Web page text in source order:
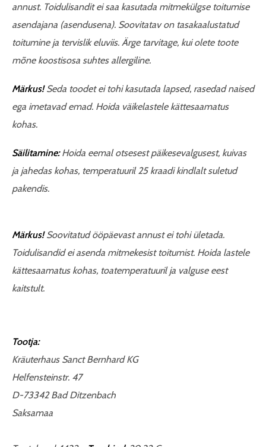
annust. Toidulisandit ei saa kasutada mitmekülgse toitumise
asendajana (asendusena). Soovitatav on tasakaalustatud
toitumine ja tervislik eluviis. Ärge tarvitage, kui olete toote
mõne koostisosa suhtes allergiline.
Märkus!Seda toodet ei tohi kasutada lapsed, rasedad naised
ega imetavad emad. Hoida väikelastele kättesaamatus
kohas.
Säilitamine:Hoida eemal otsesest päikesevalgusest, kuivas
ja jahedas kohas, temperatuuril 25 kraadi kindlalt suletud
pakendis.
Märkus!Soovitatud ööpäevast annust ei tohi ületada.
Toidulisandid ei asenda mitmekesist toitumist. Hoida lastele
kättesaamatus kohas, toatemperatuuril ja valguse eest
kaitstult.
Tootja:
Kräuterhaus Sanct Bernhard KG
Helfensteinstr. 47
D-73342 Bad Ditzenbach
Saksamaa